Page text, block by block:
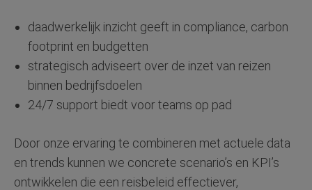
daadwerkelijk inzicht geeft in compliance, carbon
footprint en budgetten
strategisch adviseert over de inzet van reizen
binnen bedrijfsdoelen
24/7 support biedt voor teams op pad
Door onze ervaring te combineren met actuele data
en trends kunnen we concrete scenario’s en KPI’s
ontwikkelen die een reisbeleid effectiever,